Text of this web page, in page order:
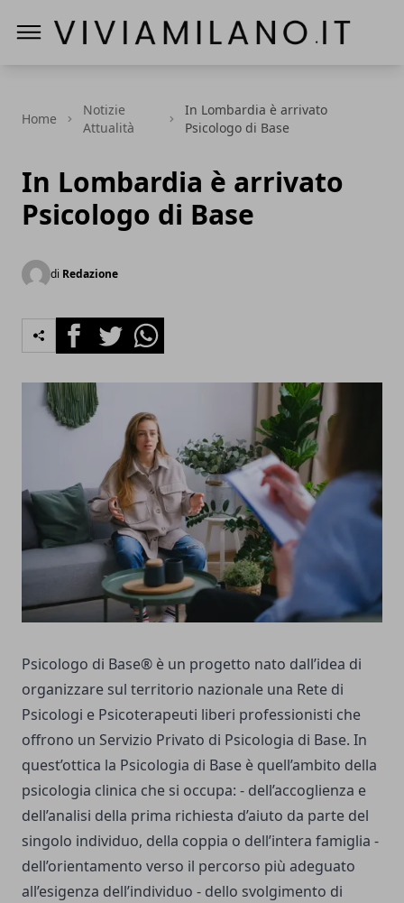
Home
Notizie
Attualità
In Lombardia è arrivato
Psicologo di Base
In Lombardia è arrivato
Psicologo di Base
di Redazione
FacebookTwitterWhatsapp
Psicologo di Base® è un progetto nato dall’idea di
organizzare sul territorio nazionale una Rete di
Psicologi e Psicoterapeuti liberi professionisti che
offrono un Servizio Privato di Psicologia di Base. In
quest’ottica la Psicologia di Base è quell’ambito della
psicologia clinica che si occupa: - dell’accoglienza e
dell’analisi della prima richiesta d’aiuto da parte del
singolo individuo, della coppia o dell’intera famiglia -
dell’orientamento verso il percorso più adeguato
all’esigenza dell’individuo - dello svolgimento di